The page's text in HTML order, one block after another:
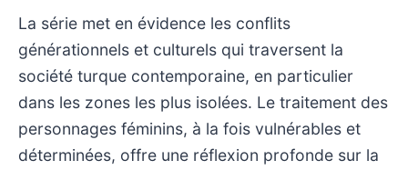
La série met en évidence les conflits
générationnels et culturels qui traversent la
société turque contemporaine, en particulier
dans les zones les plus isolées. Le traitement des
personnages féminins, à la fois vulnérables et
déterminées, offre une réflexion profonde sur la